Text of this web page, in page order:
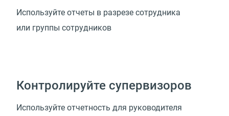
Используйте отчеты в разрезе сотрудника
или группы сотрудников
Контролируйте супервизоров
Используйте отчетность для руководителя